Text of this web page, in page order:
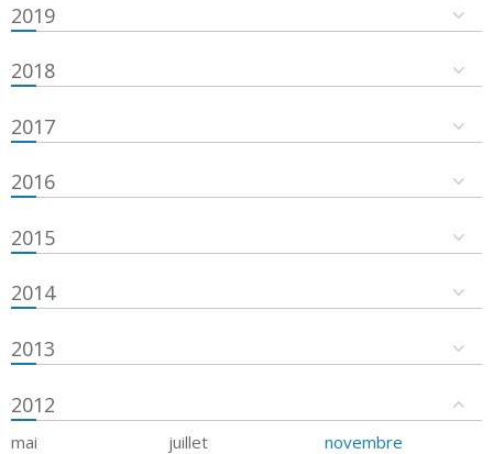
2019
2018
2017
2016
2015
2014
2013
2012
mai juillet
novembre